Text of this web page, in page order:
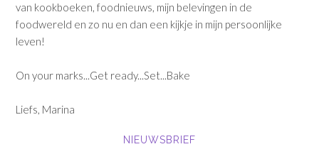
van kookboeken, foodnieuws, mijn belevingen in de
foodwereld en zo nu en dan een kijkje in mijn persoonlijke
leven!
On your marks...Get ready...Set...Bake
Liefs, Marina
NIEUWSBRIEF